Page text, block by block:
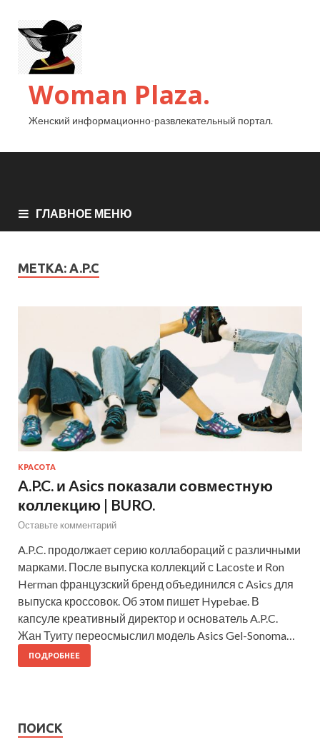
Woman Plaza.
Женский информационно-развлекательный портал.
ГЛАВНОЕ МЕНЮ
МЕТКА: A.P.C
КРАСОТА
A.P.C. и Asics показали совместную
коллекцию | BURO.
Оставьте комментарий
A.P.C. продолжает серию коллабораций с различными
марками. После выпуска коллекций с Lacoste и Ron
Herman французский бренд объединился с Asics для
выпуска кроссовок. Об этом пишет Hypebae. В
капсуле креативный директор и основатель A.P.C.
Жан Туиту переосмыслил модель Asics Gel-Sonoma…
ПОДРОБНЕЕ
ПОИСК